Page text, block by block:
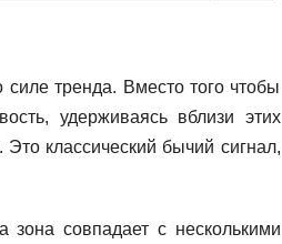
силе тренда. Вместо того чтобы
удерживаясь вблизи этих
классический бычий сигнал,
совпадает с несколькими